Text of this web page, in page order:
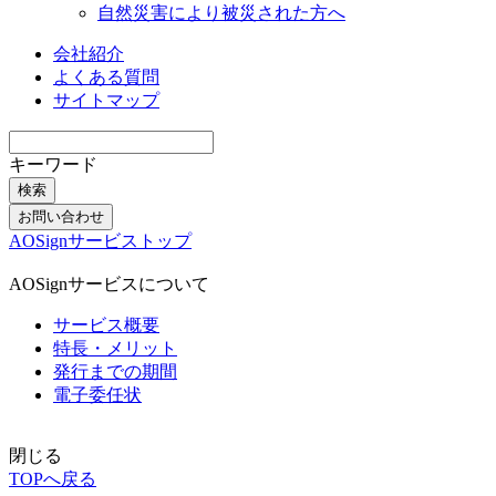
自然災害により被災された方へ
会社紹介
よくある質問
サイトマップ
キーワード
検索
お問い合わせ
AOSignサービストップ
AOSignサービスについて
サービス概要
特長・メリット
発行までの期間
電子委任状
閉じる
TOPへ戻る